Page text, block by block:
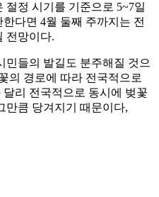
절정 시기를 기준으로 5~7일
다면 4월 둘째 주까지는 전
전망이다.
민들의 발길도 분주해질 것으
의 경로에 따라 전국적으로
리 전국적으로 동시에 벚꽃
만큼 당겨지기 때문이다,